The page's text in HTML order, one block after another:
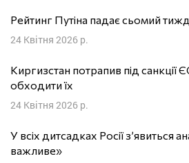
Рейтинг Путіна падає сьомий
24 Квітня 2026 р.
Киргизстан потрапив під санкції
обходити їх
24 Квітня 2026 р.
У всіх дитсадках Росії з’явиться
важливе»